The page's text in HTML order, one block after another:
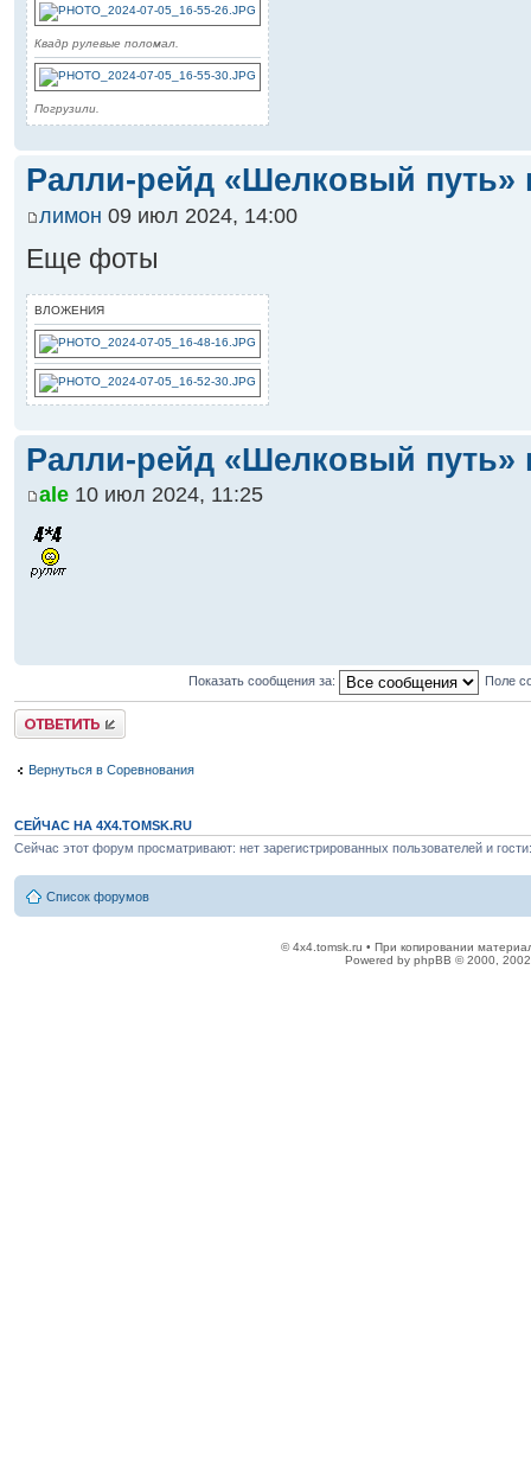
Квадр рулевые поломал.
Погрузили.
Ралли-рейд «Шелковый путь»
лимон 09 июл 2024, 14:00
Еще фоты
ВЛОЖЕНИЯ
Ралли-рейд «Шелковый путь»
ale 10 июл 2024, 11:25
Показать сообщения за: Поле
Ответить
Вернуться в Соревнования
СЕЙЧАС НА 4X4.TOMSK.RU
Сейчас этот форум просматривают: нет зарегистрированных пользователей и
Список форумов
© 4x4.tomsk.ru • При копировании
Powered by phpBB © 2000,